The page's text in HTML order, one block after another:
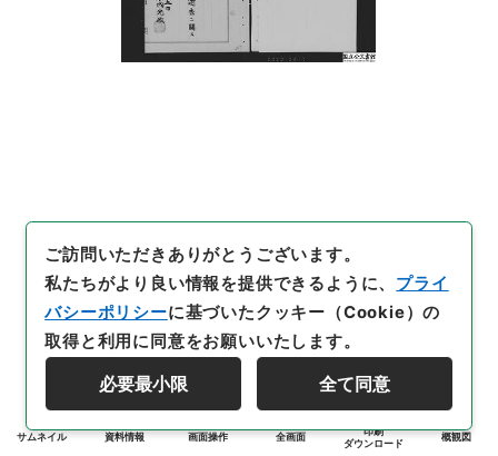
サムネイル 資料情報 画面操作 全画面
印刷
ダウンロード
概観図
ご訪問いただきありがとうございます。
私たちがより良い情報を提供できるように、 プライ
バシーポリシーに基づいたクッキー（Cookie）の
取得と利用に同意をお願いいたします。
必要最小限 全て同意